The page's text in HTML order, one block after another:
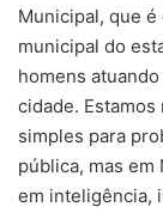
Municipal, que
municipal do
homens
cidade.
simples para
pública, mas
em inteligência,